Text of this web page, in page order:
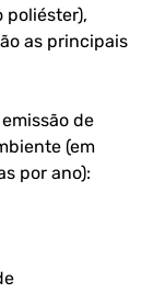
poliéster),
as principais
de
(em
por ano):